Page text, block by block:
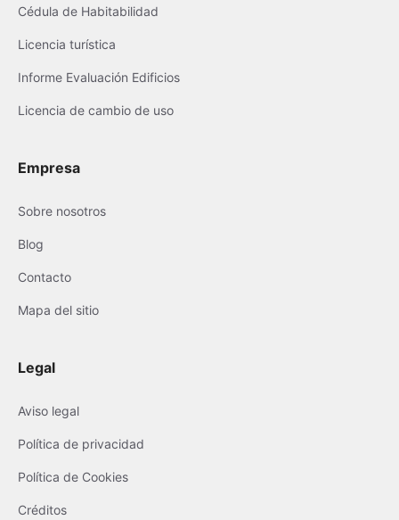
Cédula de Habitabilidad
Licencia turística
Informe Evaluación Edificios
Licencia de cambio de uso
Empresa
Sobre nosotros
Blog
Contacto
Mapa del sitio
Legal
Aviso legal
Política de privacidad
Política de Cookies
Créditos